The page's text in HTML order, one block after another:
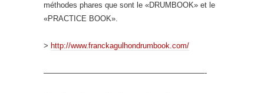
méthodes phares que sont le «DRUMBOOK» et le
«PRACTICE BOOK».
> http://www.franckagulhondrumbook.com/
—————————————————————-